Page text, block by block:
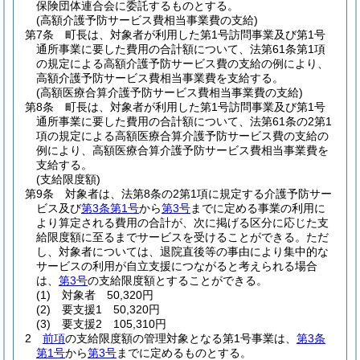
保険団体連合会に委託するものとする。
(高額介護予防サービス費相当事業費の支給)
第7条
町長は、対象者が利用した第1号訪問事業及び第1号
通所事業に要した費用の合計額について、法第61条第1項
の規定による高額介護予防サービス費の支給の例により、
高額介護予防サービス費相当事業費を支給する。
(高額医療合算介護予防サービス費相当事業費の支給)
第8条
町長は、対象者が利用した第1号訪問事業及び第1号
通所事業に要した費用の合計額について、法第61条の2第1
項の規定による高額医療合算介護予防サービス費の支給の
例により、高額医療合算介護予防サービス費相当事業費を
支給する。
(支給限度額)
第9条
対象者は、法第8条の2第1項に規定する介護予防サー
ビス及び第3条第1号から第3号までに定める事業の利用に
より算定される費用の合計が、次に掲げる区分に応じた支
給限度額に至るまでサービスを受けることができる。 ただ
し、対象者については、退院直後等の事由により集中的な
サービスの利用が自立支援につながると考えられる場合
は、 第3号の支給限度額とすることができる。
(1)
対象者 50,320円
(2)
要支援1 50,320円
(3)
要支援2 105,310円
2
前項の支給限度額の管理対象となる第1号事業は、 第3条
第1号から第3号までに定めるものとする。